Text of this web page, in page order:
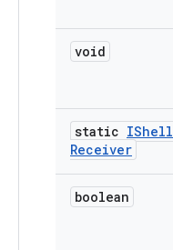
void
static IShell
Receiver
boolean